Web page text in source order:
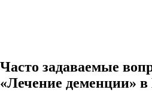
Часто задаваемые
«Лечение деменции» в